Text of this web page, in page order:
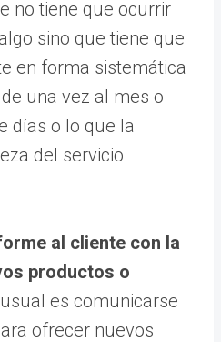
no tiene que ocurrir
sino que tiene que
en forma sistemática
una vez al mes o
días o lo que la
del servicio
al cliente con la
productos o
es comunicarse
ofrecer nuevos